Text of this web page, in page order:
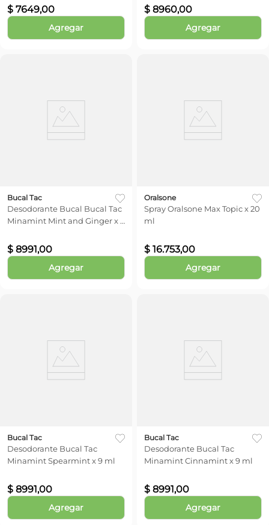
$ 7649,00
Agregar
$ 8960,00
Agregar
Bucal Tac
Desodorante Bucal Bucal Tac
Minamint Mint and Ginger x 9
$ 8991,00
Agregar
Oralsone
Spray Oralsone Max Topic x 20
ml
$ 16.753,00
Agregar
Bucal Tac
Desodorante Bucal Tac
Minamint Spearmint x 9 ml
$ 8991,00
Agregar
Bucal Tac
Desodorante Bucal Tac
Minamint Cinnamint x 9 ml
$ 8991,00
Agregar